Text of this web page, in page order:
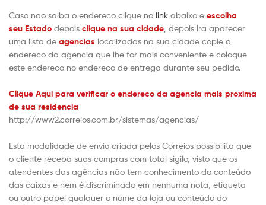
Caso nao saiba o endereco clique no link abaixo e escolha
seu Estado depois clique na sua cidade , depois ira aparecer
uma lista de agencias localizadas na sua cidade copie o
endereco da agencia que lhe for mais conveniente e coloque
este endereco no endereco de entrega durante seu pedido.
Clique Aqui para verificar o endereco da agencia mais proxima
de sua residencia
http://www2.correios.com.br/sistemas/agencias/
Esta modalidade de envio criada pelos Correios possibilita que
o cliente receba suas compras com total sigilo, visto que os
atendentes das agências não tem conhecimento do conteúdo
das caixas e nem é discriminado em nenhuma nota, etiqueta
ou outro papel qualquer o nome da loja ou conteúdo do